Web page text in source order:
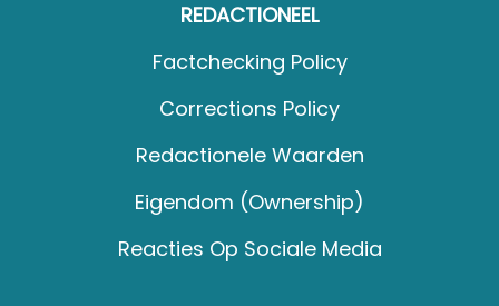
REDACTIONEEL
Factchecking Policy
Corrections Policy
Redactionele Waarden
Eigendom (Ownership)
Reacties Op Sociale Media